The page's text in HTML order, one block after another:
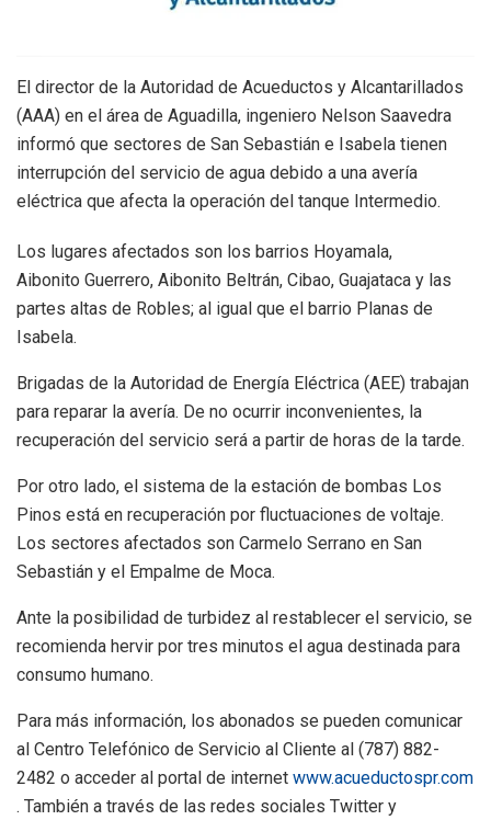
El director de la Autoridad de Acueductos y Alcantarillados
(AAA) en el área de Aguadilla, ingeniero Nelson Saavedra
informó que sectores de San Sebastián e Isabela tienen
interrupción del servicio de agua debido a una avería
eléctrica que afecta la operación del tanque Intermedio.
Los lugares afectados son los barrios Hoyamala,
Aibonito Guerrero, Aibonito Beltrán, Cibao, Guajataca y las
partes altas de Robles; al igual que el barrio Planas de
Isabela.
Brigadas de la Autoridad de Energía Eléctrica (AEE) trabajan
para reparar la avería. De no ocurrir inconvenientes, la
recuperación del servicio será a partir de horas de la tarde.
Por otro lado, el sistema de la estación de bombas Los
Pinos está en recuperación por fluctuaciones de voltaje.
Los sectores afectados son Carmelo Serrano en San
Sebastián y el Empalme de Moca.
Ante la posibilidad de turbidez al restablecer el servicio, se
recomienda hervir por tres minutos el agua destinada para
consumo humano.
Para más información, los abonados se pueden comunicar
al Centro Telefónico de Servicio al Cliente al (787) 882-
2482 o acceder al portal de internet www.acueductospr.com
. También a través de las redes sociales Twitter y